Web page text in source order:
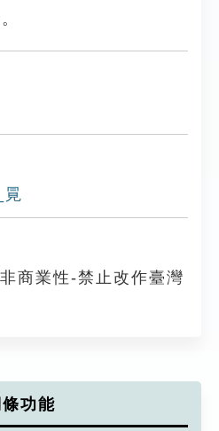
㒻
商業性-禁止改作臺灣
功能